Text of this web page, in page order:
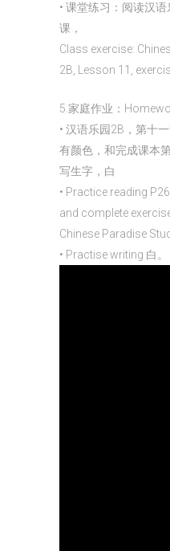
• 课堂练习：阅读汉
课，
Class exercise:
2B, Lesson 11,
5.家庭作业：
• 汉语乐园2B，第十
有颜色，和完成课本
写生字，白
• Practice reading
and complete
Chinese Paradise
• Practise writing 白。